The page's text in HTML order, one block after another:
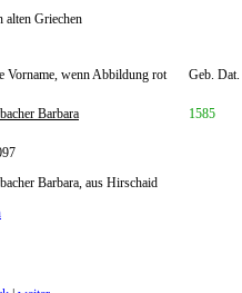
alten Griechen
Vorname, wenn Abbildung rot Geb.
Barbara 1585
Barbara, aus Hirschaid